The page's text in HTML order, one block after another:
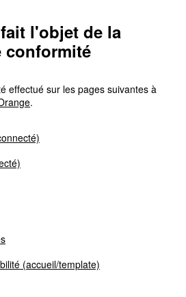
l'objet de la
conformité
effectué sur les pages suivantes à
.
(accueil/template)